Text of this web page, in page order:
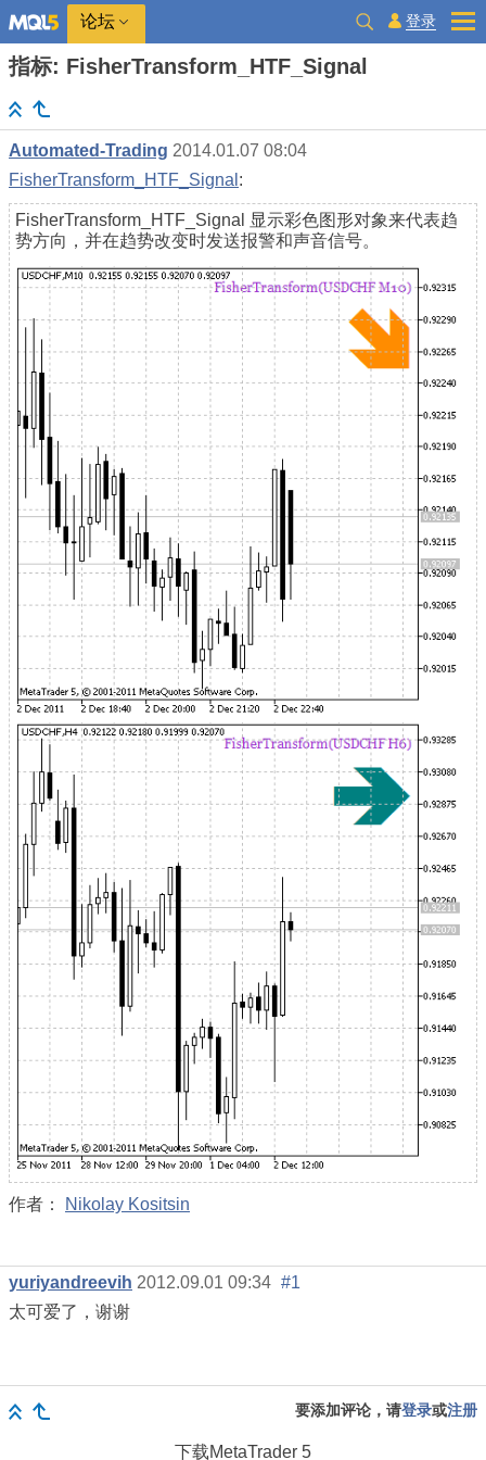
论坛 登录
指标: FisherTransform_HTF_Signal
Automated-Trading 2014.01.07 08:04
FisherTransform_HTF_Signal :
FisherTransform_HTF_Signal 显示彩色图形对象来代表趋
势方向，并在趋势改变时发送报警和声音信号。
作者： Nikolay Kositsin
yuriyandreevih 2012.09.01 09:34 #1
太可爱了，谢谢
要添加评论，请登录或注册
下载MetaTrader 5